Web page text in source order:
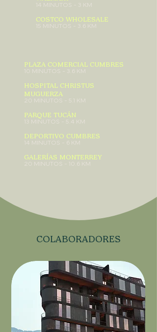
14 MINUTOS - 3 KM
COSTCO WHOLESALE
15 MINUTOS - 3.6 KM
PLAZA COMERCIAL CUMBRES
10 MINUTOS - 3.6 KM
HOSPITAL CHRISTUS
MUGUERZA
20 MINUTOS - 5.1 KM
PARQUE TUCÁN
13 MINUTOS - 5.4 KM
DEPORTIVO CUMBRES
14 MINUTOS - 6 KM
GALERÍAS MONTERREY
20 MINUTOS - 10.6 KM
COLABORADORES